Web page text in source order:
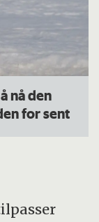
nå den
for sent